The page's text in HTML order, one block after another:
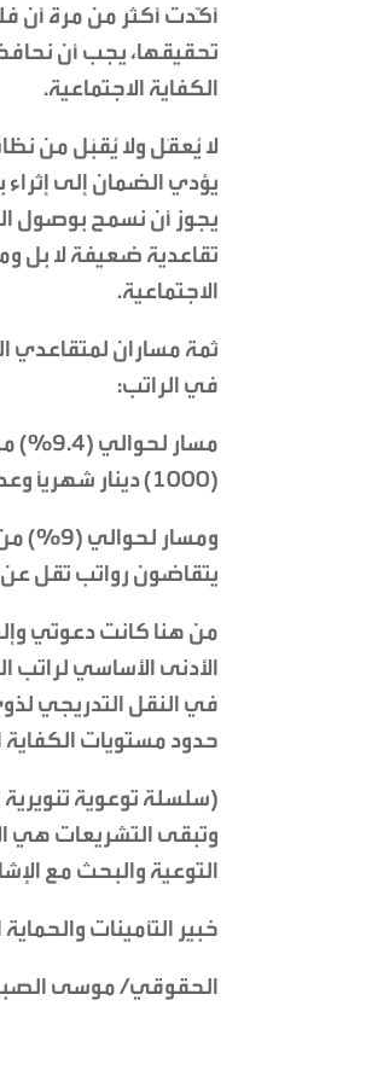
أكّدت أكثر من مرة أن
تحقيقها، يجب أن
الكفاية الاجتماعية.
لا يُعقَل ولا يُقبَل من
يؤدي الضمان إلى
يجوز أن نسمح بوصول
تقاعدية ضعيفة لا بل
الاجتماعية.
ثمة مساران لمتقاعدي
في الراتب:
مسار
(1000) دينار شهرياً وعددهم يصل إلى حوالي (36) ألف متقاعد.
يتقاضون رواتب تقل عن (200) دينار شهرياً وهي التي تلامس خط الفقر
الأدنى الأساسي لراتب
في النقل التدريجي
حدود مستويات الكفاية
(سلسلة توعوية
وتبقى التشريعات هي
التوعية والبحث مع
خبير التأمينات والحماية
الحقوقي/ موسى